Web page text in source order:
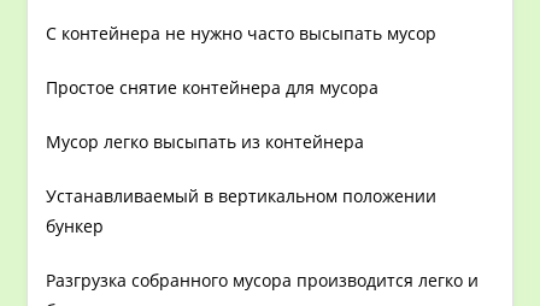
С контейнера не нужно часто высыпать мусор
Простое снятие контейнера для мусора
Мусор легко высыпать из контейнера
Устанавливаемый в вертикальном положении
бункер
Разгрузка собранного мусора производится легко и